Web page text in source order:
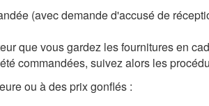
(avec demande d'accusé de
que vous gardez les fournitures en
commandées, suivez alors les
ou à des prix gonflés :